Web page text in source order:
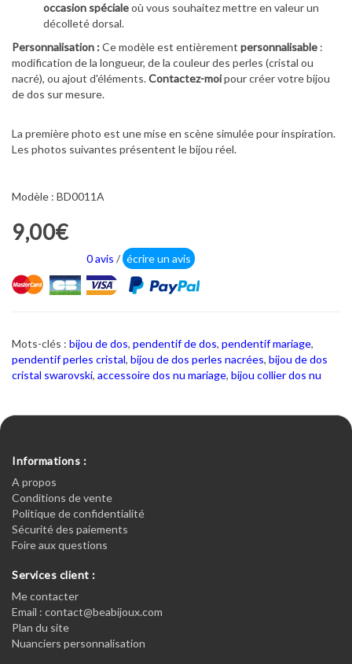
occasion spécialeoù vous souhaitez mettre en valeur un
décolleté dorsal.
Personnalisation :Ce modèle est entièrement personnalisable :
modification de la longueur, de la couleur des perles (cristal ou
nacré), ou ajout d'éléments.Contactez-moipour créer votre bijou
de dos sur mesure.
La première photo est une mise en scène simulée pour inspiration.
Les photos suivantes présentent le bijou réel.
Modèle : BD0011A
9,00€
0 avis / écrire un avis
Mots-clés : bijou de dos, pendentif de dos, pendentif mariage,
pendentif perles cristal, bijou de dos perles nacrées, bijou de dos
cristal swarovski, accessoire dos nu mariage, bijou collier dos nu
Informations :
A propos
Conditions de vente
Politique de confidentialité
Sécurité des paiements
Foire aux questions
Services client :
Me contacter
Email : contact@beabijoux.com
Plan du site
Nuanciers personnalisation